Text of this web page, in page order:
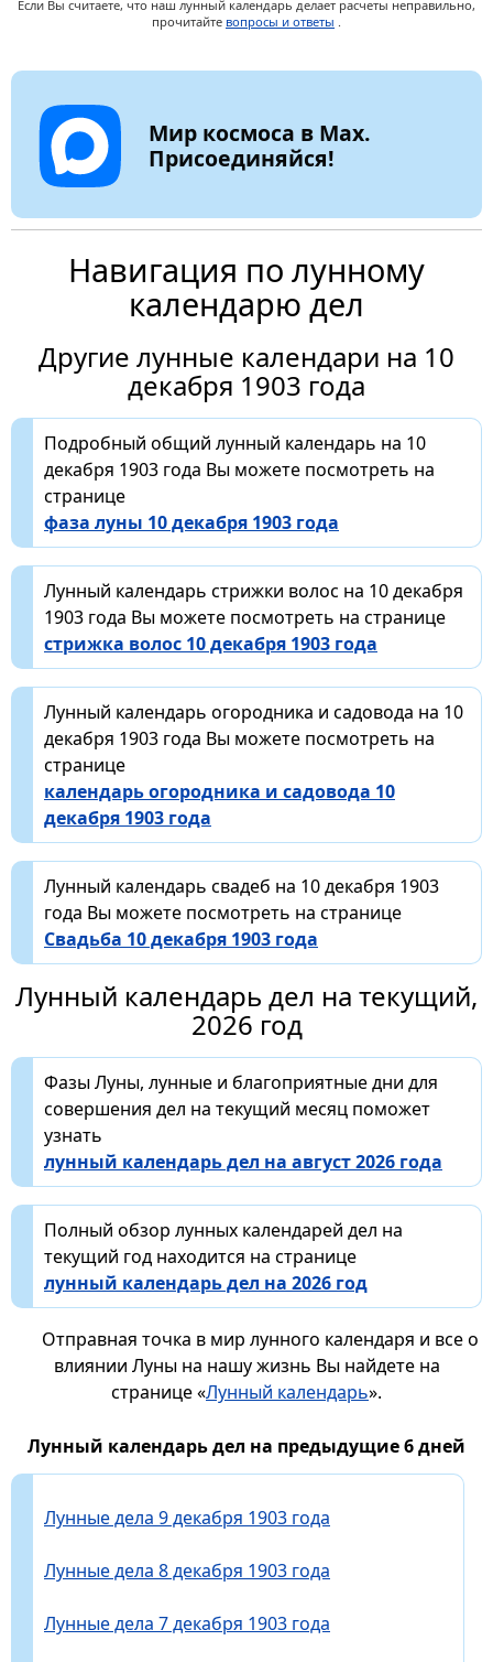
Если Вы считаете, что наш лунный календарь делает расчеты неправильно,
прочитайте вопросы и ответы .
Мир космоса в Max.
Присоединяйся!
Навигация по лунному
календарю дел
Другие лунные календари на 10
декабря 1903 года
Подробный общий лунный календарь на 10
декабря 1903 года Вы можете посмотреть на
странице
фаза луны 10 декабря 1903 года
Лунный календарь стрижки волос на 10 декабря
1903 года Вы можете посмотреть на странице
стрижка волос 10 декабря 1903 года
Лунный календарь огородника и садовода на 10
декабря 1903 года Вы можете посмотреть на
странице
календарь огородника и садовода 10
декабря 1903 года
Лунный календарь свадеб на 10 декабря 1903
года Вы можете посмотреть на странице
Свадьба 10 декабря 1903 года
Лунный календарь дел на текущий,
2026 год
Фазы Луны, лунные и благоприятные дни для
совершения дел на текущий месяц поможет
узнать
лунный календарь дел на август 2026 года
Полный обзор лунных календарей дел на
текущий год находится на странице
лунный календарь дел на 2026 год
Отправная точка в мир лунного календаря и все о
влиянии Луны на нашу жизнь Вы найдете на
странице «Лунный календарь».
Лунный календарь дел на предыдущие 6 дней
Лунные дела 9 декабря 1903 года
Лунные дела 8 декабря 1903 года
Лунные дела 7 декабря 1903 года